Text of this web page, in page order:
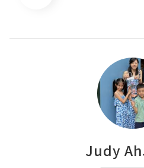
Judy